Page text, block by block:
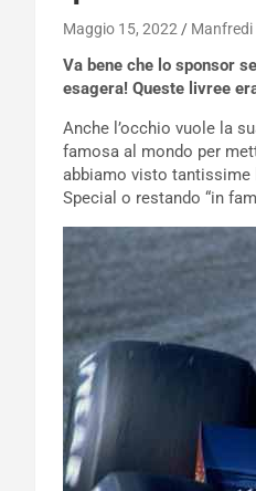
Maggio 15, 2022 Manfredi
Va bene che lo sponsor
esagera! Queste livree
Anche l’occhio vuole la
famosa al mondo per
abbiamo visto tantissime
Special o restando “in